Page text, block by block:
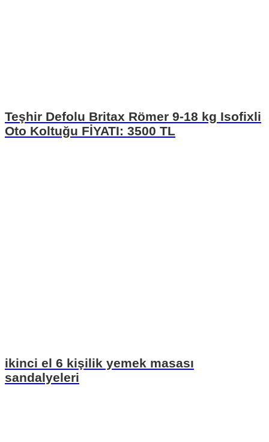
Teşhir Defolu Britax Römer 9-18 kg Isofixli
Oto Koltuğu FİYATI: 3500 TL
ikinci el 6 kişilik yemek masası
sandalyeleri